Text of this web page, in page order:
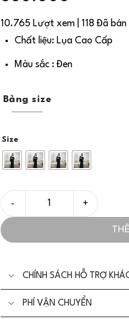
10.765 Lượt xem | 118 Đã bán
Chất liệu: Lụa Cao Cấp
Màu sắc : Đen
Bảng size
Size
CHÍNH SÁCH HỖ TRỢ
PHÍ VẬN CHUYỂN